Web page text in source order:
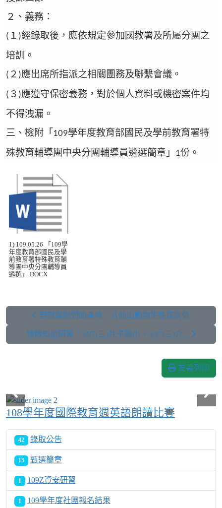
２、義務：
( １ )經錄取後，應依規定參加國教署及所屬分團之
培訓。
( ２ )應出席所指派之相關團務及聯繫會議。
( ３ )應遵守保密義務，對於個人資料或機密案件均
不得洩漏。
三、檢附「 109學年度教育部國民及學前教育署特
殊教育輔導團中央分團輔導員遴選簡章」
1份。
1) 109.05.26 「109學
年度教育部國民及學
前教育署特殊教育輔
導團中央分團輔導員
遴選」.DOCX
野獸與牠們的產地－八仙山動物生態探索營
特教知能研習：5/27(三)社子國小、5/27(三)介...
友善列印
108學年度國際教育週英語朗讀比賽
42 錄取公告
15 甄選簡章
1 109Z資安研習
1 109學年度社團報名結果